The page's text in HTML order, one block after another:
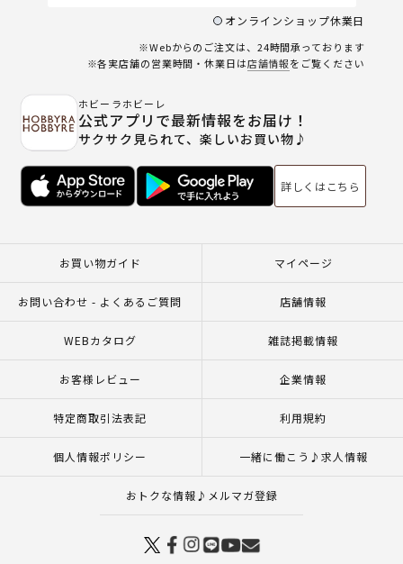
オンラインショップ休業日
※Webからのご注文は、24時間承っております
※各実店舗の営業時間・休業日は店舗情報をご覧ください
ホビーラホビーレ
公式アプリで最新情報をお届け！
サクサク見られて、楽しいお買い物♪
詳しくはこちら
お買い物ガイド マイページ
お問い合わせ - よくあるご質問 店舗情報
WEBカタログ 雑誌掲載情報
お客様レビュー 企業情報
特定商取引法表記 利用規約
個人情報ポリシー 一緒に働こう♪求人情報
おトクな情報♪メルマガ登録